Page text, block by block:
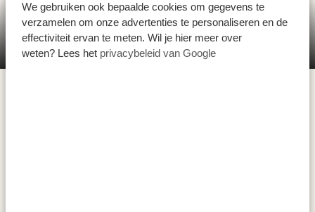
We gebruiken ook bepaalde cookies om gegevens te
verzamelen om onze advertenties te personaliseren en de
effectiviteit ervan te meten. Wil je hier meer over
weten? Lees het privacybeleid van Google
Rit & boottransfer van Kigoma naar Mbali
Mbali Lodge Mahale